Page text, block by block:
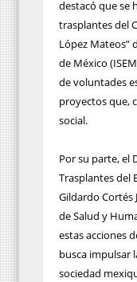
destacó que se
trasplantes del
López Mateos”
de México
de voluntades
proyectos que,
social.
Por su parte, el
Trasplantes del
Gildardo Cortés
de Salud y
estas acciones
busca impulsar
sociedad